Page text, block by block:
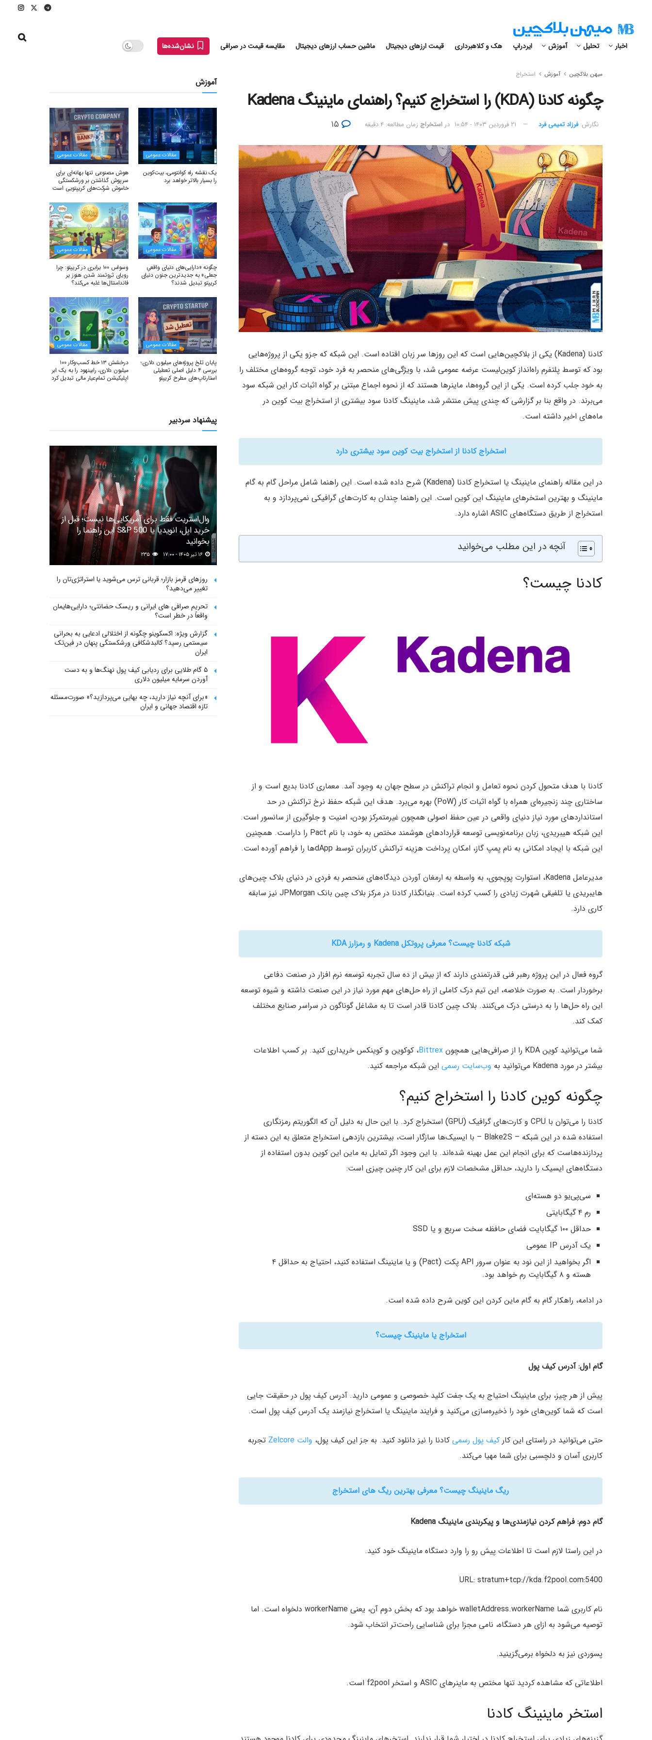
اخبار تحلیل آموزش ایردراپ هک و کلاهبرداری قیمت ارزهای دیجیتال ماشین حساب ارزهای دیجیتال مقایسه قیمت در صرافی نشان‌شده‌ها
میهن بلاکچین آموزش استخراج
چگونه کادنا (KDA) را استخراج کنیم؟ راهنمای ماینینگ Kadena
نگارش:‌ فرزاد تمیمی فرد ۲۱ فروردین ۱۴۰۳ - ۱۰:۵۴ در استخراج زمان مطالعه: ۴ دقیقه
کادنا (Kadena) یکی از بلاکچین‌هایی است که این روزها سر زبان افتاده است. این شبکه که جزو یکی از پروژه‌هایی
بود که توسط پلتفرم راه‌انداز کوین‌لیست عرضه عمومی شد، با ویژگی‌های منحصر به فرد خود، توجه گروه‌های مختلف را
به خود جلب کرده است. یکی از این گروه‌ها، ماینرها هستند که از نحوه اجماع مبتنی بر گواه اثبات کار این شبکه سود
می‌برند. در واقع بنا بر گزارشی که چندی پیش منتشر شد، ماینینگ کادنا سود بیشتری از استخراج بیت کوین در
ماه‌های اخیر داشته است.
استخراج کادنا از استخراج بیت کوین سود بیشتری دارد
در این مقاله راهنمای ماینینگ یا استخراج کادنا (Kadena) شرح داده شده است. این راهنما شامل مراحل گام به گام
ماینینگ و بهترین استخرهای ماینینگ این کوین است. این راهنما چندان به کارت‌های گرافیکی نمی‌پردازد و به
استخراج از طریق دستگاه‌های ASIC اشاره دارد.
آنچه در این مطلب می‌خوانید
کادنا چیست؟
کادنا با هدف متحول کردن نحوه تعامل و انجام تراکنش در سطح جهان به وجود آمد. معماری کادنا بدیع است و از
ساختاری چند زنجیره‌ای همراه با گواه اثبات کار (PoW) بهره می‌برد. هدف این شبکه حفظ نرخ تراکنش در حد
استانداردهای مورد نیاز دنیای واقعی در عین حفظ اصولی همچون غیرمتمرکز بودن، امنیت و جلوگیری از سانسور است.
این شبکه هیبریدی، زبان برنامه‌نویسی توسعه قراردادهای هوشمند مختص به خود،‌ با نام Pact را داراست. همچنین
این شبکه با ایجاد امکانی به نام پمپ گاز، امکان پرداخت هزینه تراکنش کاربران توسط dAppها را فراهم آورده است.
مدیرعامل Kadena، استوارت پوپجوی، به واسطه به ارمغان آوردن دیدگاه‌های منحصر به فردی در دنیای بلاک چین‌های
هایبریدی یا تلفیقی شهرت زیادی را کسب کرده است. بنیانگذار کادنا در مرکز بلاک چین بانک JPMorgan نیز سابقه
کاری دارد.
شبکه کادنا چیست؟ معرفی پروتکل Kadena و رمزارز KDA
گروه فعال در این پروژه رهبر فنی قدرتمندی دارند که از بیش از ده سال تجربه توسعه نرم افزار در صنعت دفاعی
برخوردار است. به صورت خلاصه، این تیم درک کاملی از راه حل‌های مهم مورد نیاز در این صنعت داشته و شیوه توسعه
این راه حل‌ها را به درستی درک می‌کنند. بلاک چین کادنا قادر است تا به مشاغل گوناگون در سراسر صنایع مختلف
کمک کند.
شما می‌توانید کوین KDA را از صرافی‌هایی همچون Bittrex، کوکوین و کوینکس خریداری کنید. بر کسب اطلاعات
بیشتر در مورد Kadena می‌توانید به
وب‌سایت رسمی این شبکه مراجعه کنید.
چگونه کوین کادنا را استخراج کنیم؟
کادنا را می‌توان با CPU و کارت‌های گرافیک (GPU) استخراج کرد. با این حال به دلیل آن که الگوریتم رمزنگاری
استفاده شده در این شبکه – Blake2S – با ایسیک‌ها سازگار است، بیشترین بازدهی استخراج متعلق به این دسته از
پردازنده‌هاست که برای انجام این عمل بهینه شده‌اند. با این وجود اگر تمایل به ماین این کوین بدون استفاده از
دستگاه‌های ایسیک را دارید، حداقل مشخصات لازم برای این کار چنین چیزی است:
سی‌پی‌یو دو هسته‌ای
رم ۴ گیگابایتی
حداقل ۱۰۰ گیگابایت فضای حافظه سخت سریع و یا SSD
یک آدرس IP عمومی
اگر بخواهید از این نود به عنوان سرور API پکت (Pact) و یا ماینینگ استفاده کنید، احتیاج به حداقل ۴
هسته و ۸ گیگابایت رم خواهد بود.
در ادامه، راهکار گام به گام ماین کردن این کوین شرح داده شده است.
استخراج یا ماینینگ چیست؟
گام اول: آدرس کیف پول
پیش از هر چیز، برای ماینینگ احتیاج به یک جفت کلید خصوصی و عمومی دارید. آدرس کیف پول در حقیقت جایی
است که شما کوین‌های خود را ذخیره‌سازی می‌کنید و فرایند ماینینگ یا استخراج نیازمند یک آدرس کیف پول است.
حتی می‌توانید در راستای این کار کیف پول رسمی کادنا را نیز دانلود کنید. به جز این کیف پول، والت Zelcore
تجربه
کاربری آسان و دلچسبی برای شما مهیا می‌کند.
ریگ ماینینگ چیست؟ معرفی بهترین ریگ های استخراج
گام دوم: فراهم کردن نیازمندی‌ها و پیکربندی ماینینگ Kadena
در این راستا لازم است تا اطلاعات پیش رو را وارد دستگاه ماینینگ خود کنید.
URL: stratum+tcp://kda.f2pool.com:5400
نام کاربری شما walletAddress.workerName خواهد بود که بخش دوم آن، یعنی workerName دلخواه است. اما
توصیه می‌شود به ازای هر دستگاه، نامی مجزا برای شناسایی راحت‌تر انتخاب شود.
پسوردی نیز به دلخواه برمی‌گزینید.
اطلاعاتی که مشاهده کردید تنها مختص به ماینر‌های ASIC و استخر f2pool است.
استخر ماینینگ کادنا
آموزش
مقالات عمومی
یک نقشه راه کوانتومی، بیت‌کوین
را بسیار بالاتر خواهد برد
مقالات عمومی
هوش مصنوعی تنها بهانه‌ای برای
سرپوش گذاشتن بر ورشکستگی
خاموش شرکت‌های کریپتویی است
مقالات عمومی
چگونه «دارایی‌های دنیای واقعیِ
جعلی» به جدیدترین جنون دنیای
کریپتو تبدیل شدند؟
مقالات عمومی
وسواس ۱۰۰ برابری در کریپتو: چرا
رویای ثروتمند شدن هنوز بر
فاندامنتال‌ها غلبه می‌کند؟
مقالات عمومی
پایان تلخ پروژه‌های میلیون دلاری؛
بررسی ۴ دلیل اصلی تعطیلی
استارتاپ‌های مطرح کریپتو
مقالات عمومی
درخشش ۱۳ خط کسب‌وکار ۱۰۰
میلیون دلاری، رابینهود را به یک ابر
اپلیکیشن تمام‌عیار مالی تبدیل کرد
پیشنهاد سردبیر
وال‌استریت فقط برای آمریکایی‌ها نیست؛ قبل از
خرید اپل، انویدیا یا S&P 500 این راهنما را
بخوانید
روزهای قرمز بازار؛ قربانی ترس می‌شوید یا استراتژی‌تان را
تغییر می‌دهید؟
تحریم صرافی های ایرانی و ریسک حضانتی؛ دارایی‌هایمان
واقعاً در خطر است؟
گزارش ویژه: اکسکوینو چگونه از اختلالی ادعایی به بحرانی
سیستمی رسید؟ کالبدشکافی ورشکستگی پنهان در فین‌تک
ایران
۵ گام طلایی برای ردیابی کیف پول‌ نهنگ‌ها و به دست
آوردن سرمایه میلیون دلاری
«برای آنچه نیاز دارید، چه بهایی می‌پردازید؟» صورت‌مسئله
تازه اقتصاد جهانی و ایران